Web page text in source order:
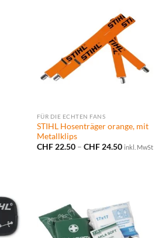
FÜR DIE ECHTEN FANS
STIHL Hosenträger orange, mit
Metallklips
CHF22.50 – CHF24.50 inkl. MwSt